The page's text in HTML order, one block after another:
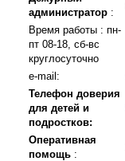
администратор :
Время работы : пн-
пт 08-18, сб-вс
круглосуточно
e-mail:
Телефон доверия
для детей и
подростков:
Оперативная
помощь :